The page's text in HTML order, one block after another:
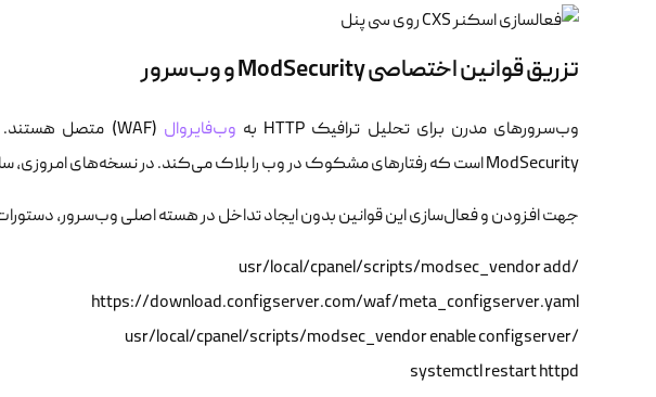
تزریق قوانین اختصاصی ModSecurity و وب‌سرور
وب‌سرورهای مدرن برای تحلیل ترافیک HTTP به وب‌فایروال
ModSecurity است که رفتارهای مشکوک در وب را بلاک می‌کند. در نسخه‌های امروزی، ساختار مدیریت وندورها بهینه‌تر شده است.
جهت افزودن و فعال‌سازی این قوانین بدون ایجاد تداخل در هسته اصلی وب‌سرور، دستورات
systemctl restart httpd